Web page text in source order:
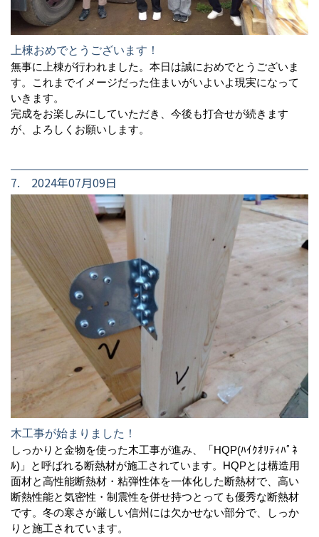
上棟おめでとうございます！
無事に上棟が行われました。本日は誠におめでとうございま
す。これまでイメージだった住まいがいよいよ現実になって
いきます。
完成をお楽しみにしていただき、今後も打合せが続きます
が、よろしくお願いします。
7. 2024年07月09日
木工事が始まりました！
しっかりと金物を使った木工事が進み、「HQP(ﾊｲｸｵﾘﾃｨﾊﾟﾈ
ﾙ)」と呼ばれる断熱材が施工されています。HQPとは構造用
面材と高性能断熱材・粘弾性体を一体化した断熱材で、高い
断熱性能と気密性・制震性を併せ持つとっても優秀な断熱材
です。冬の寒さが厳しい信州には欠かせない部分で、しっか
りと施工されています。